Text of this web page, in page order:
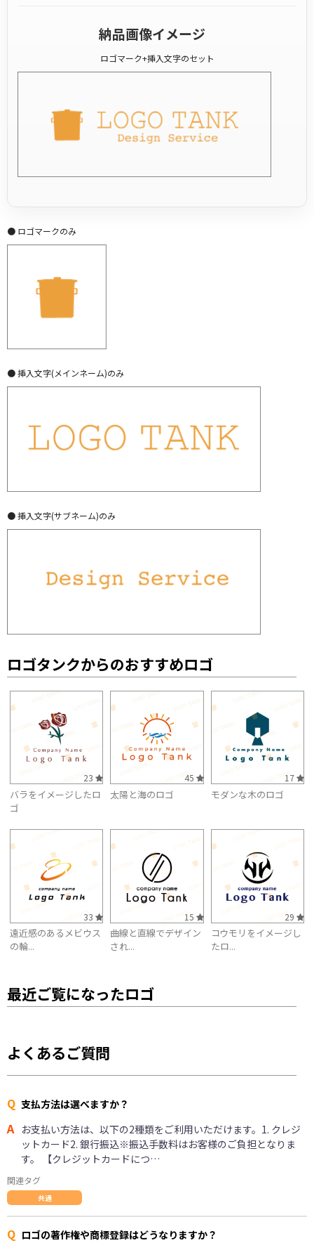
納品画像イメージ
ロゴマーク+挿入文字のセット
● ロゴマークのみ
● 挿入文字(メインネーム)のみ
● 挿入文字(サブネーム)のみ
ロゴタンクからのおすすめロゴ
23
バラをイメージしたロ
ゴ
45
太陽と海のロゴ
17
モダンな木のロゴ
33
遠近感のあるメビウス
の輪...
15
曲線と直線でデザイン
され...
29
コウモリをイメージし
たロ...
最近ご覧になったロゴ
よくあるご質問
Q 支払方法は選べますか？
A お支払い方法は、以下の2種類をご利用いただけます。1. クレジ
ットカード2. 銀行振込※振込手数料はお客様のご負担となりま
す。 【クレジットカードにつ…
関連タグ
共通
Q ロゴの著作権や商標登録はどうなりますか？